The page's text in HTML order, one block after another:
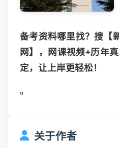
备考资料哪里找？搜【
网】，网课视频+历年
定，让上岸更轻松！
"
关于作者